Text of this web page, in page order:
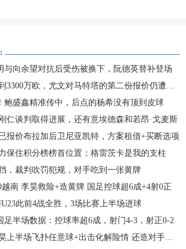
与向余望对抗后受伤被换下，阮德英替补登场
万欧，尤文对马特塔的第二份报价仍遭拒绝
鲍盛鑫精准传中，后点的杨希没有顶到皮球
仁谈判取得进展，还有意埃德森和若昂·戈麦斯
报价布拉加后卫尼亚凯特，方案租借+买断选项
保住积分榜榜首位置；格雷茨卡是我的支柱
，裁判吹罚犯规，对手吃到一张黄牌
南 李昊救险+造黄牌 国足控球超6成+4射0正
此前4战全胜，3场比赛上半场进球
足半场数据：控球率超6成，射门4-3，射正0-2
半场飞扑任意球+出击化解险情 还造对手一黄